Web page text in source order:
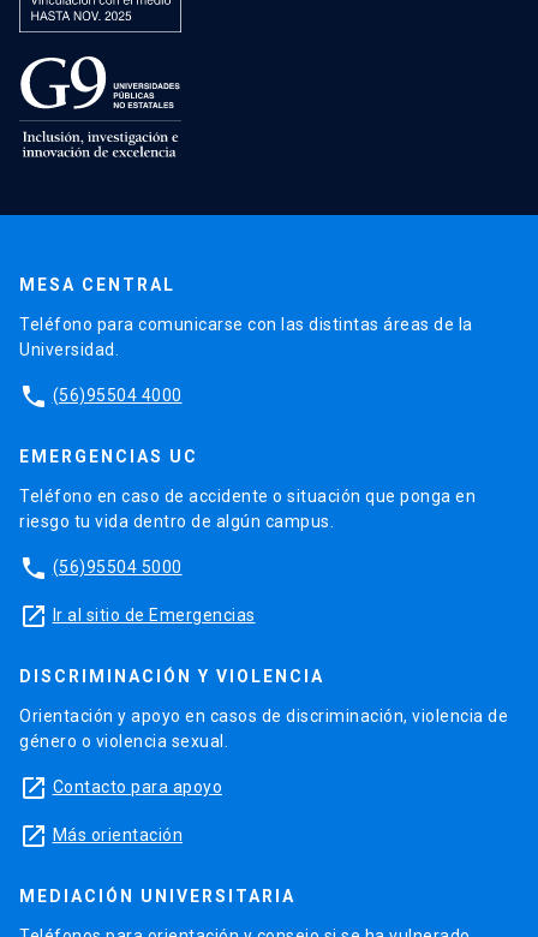
MESA CENTRAL
Teléfono para comunicarse con las distintas áreas de la
Universidad.
phone (56)95504 4000
EMERGENCIAS UC
Teléfono en caso de accidente o situación que ponga en
riesgo tu vida dentro de algún campus.
phone (56)95504 5000
launch Ir al sitio de Emergencias
DISCRIMINACIÓN Y VIOLENCIA
Orientación y apoyo en casos de discriminación, violencia de
género o violencia sexual.
launch Contacto para apoyo
launch Más orientación
MEDIACIÓN UNIVERSITARIA